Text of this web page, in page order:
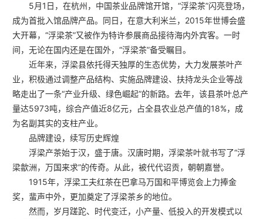
5月1日，在杭州，中国茶业品牌馆开馆，“浮梁茶”闪亮登场，
成为首批入馆品牌产品。同日，在意大利米兰，2015年世博会盛
大开幕，“浮梁茶”又被作为特许参展商品接待海内外宾客。一时
间，无论在国内还是在国外，“浮梁茶”备受瞩目。
近年来，浮梁县依托得天独厚的生态优势，大力发展茶叶产
业，积极通过调整产品结构、实施品牌建设、扶持龙头企业等战
略走出了一条“产业升级、绿色崛起”的新路。去年，该县茶叶总产
量达5973吨，综合产值近8亿元，占全县农业总产值的18%，成
为名副其实的支柱产业。
品牌建设，续写历史辉煌
浮梁产茶始于汉，盛于唐。汉唐时期，浮梁茶叶就书写了“浮
梁歙洲，万国来求”的传奇。从此，被代代诏贡，朝朝嘉誉。
1915年，浮梁工夫红茶在巴拿马万国和平博览会上力捧金
奖，蜚声中外，更加奠定了浮梁茶乡的地位。
然而，岁月蹉跎、时代变迁，小产量、低投入的开发模式以